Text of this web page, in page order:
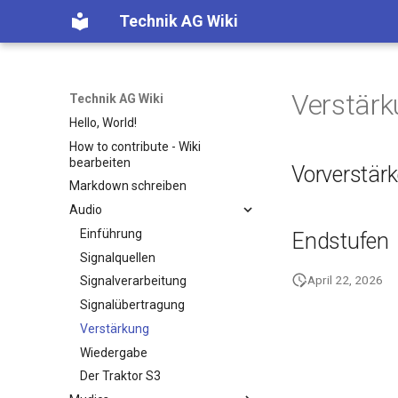
Technik AG Wiki
Technik AG Wiki
Hello, World!
How to contribute - Wiki
bearbeiten
Markdown schreiben
Audio
Einführung
Signalquellen
Signalverarbeitung
Signalübertragung
Verstärkung
Wiedergabe
Der Traktor S3
Endstufen
April 22, 2026